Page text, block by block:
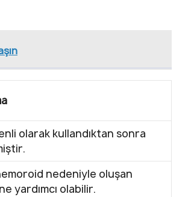
olarak kullandıktan sonra
nedeniyle oluşan
yardımcı olabilir.